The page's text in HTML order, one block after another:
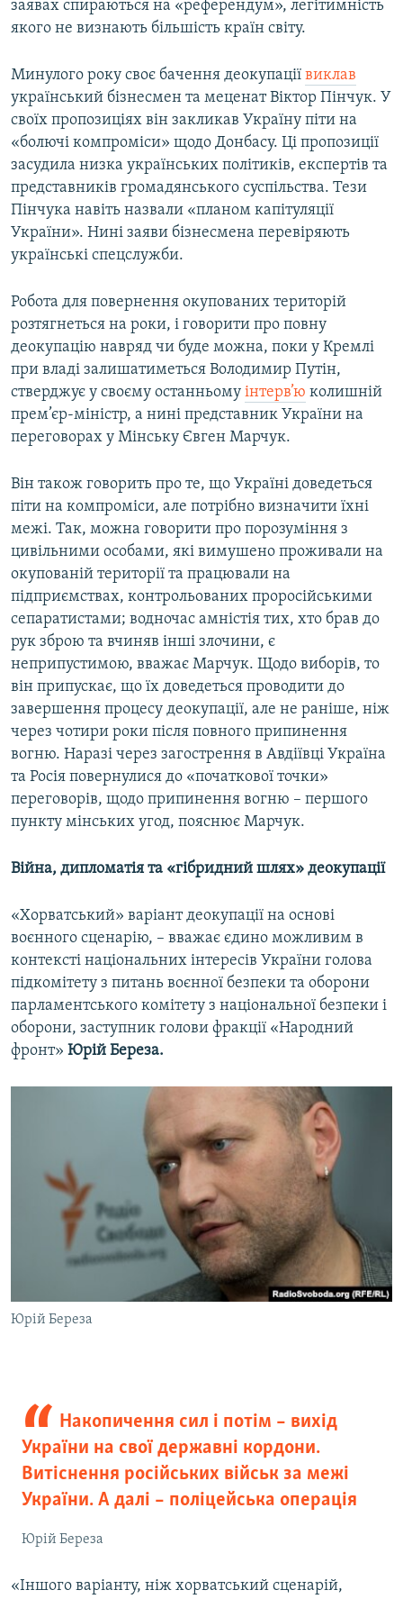
заявах спираються на «референдум», легітимність
якого не визнають більшість країн світу.
Минулого року своє бачення деокупації виклав
український бізнесмен та меценат Віктор Пінчук. У
своїх пропозиціях він закликав Україну піти на
«болючі компроміси» щодо Донбасу. Ці пропозиції
засудила низка українських політиків, експертів та
представників громадянського суспільства. Тези
Пінчука навіть назвали «планом капітуляції
України». Нині заяви бізнесмена перевіряють
українські спецслужби.
Робота для повернення окупованих територій
розтягнеться на роки, і говорити про повну
деокупацію навряд чи буде можна, поки у Кремлі
при владі залишатиметься Володимир Путін,
стверджує у своєму останньому інтерв’ю колишній
прем’єр-міністр, а нині представник України на
переговорах у Мінську Євген Марчук.
Він також говорить про те, що Україні доведеться
піти на компроміси, але потрібно визначити їхні
межі. Так, можна говорити про порозуміння з
цивільними особами, які вимушено проживали на
окупованій території та працювали на
підприємствах, контрольованих проросійськими
сепаратистами; водночас амністія тих, хто брав до
рук зброю та вчиняв інші злочини, є
неприпустимою, вважає Марчук. Щодо виборів, то
він припускає, що їх доведеться проводити до
завершення процесу деокупації, але не раніше, ніж
через чотири роки після повного припинення
вогню. Наразі через загострення в Авдіївці Україна
та Росія повернулися до «початкової точки»
переговорів, щодо припинення вогню – першого
пункту мінських угод, пояснює Марчук.
Війна, дипломатія та «гібридний шлях» деокупації
«Хорватський» варіант деокупації на основі
воєнного сценарію, – вважає єдино можливим в
контексті національних інтересів України голова
підкомітету з питань воєнної безпеки та оборони
парламентського комітету з національної безпеки і
оборони, заступник голови фракції «Народний
фронт» Юрій Береза.
Юрій Береза
Накопичення сил і потім – вихід
України на свої державні кордони.
Витіснення російських військ за межі
України. А далі – поліцейська операція
Юрій Береза
«Іншого варіанту, ніж хорватський сценарій,